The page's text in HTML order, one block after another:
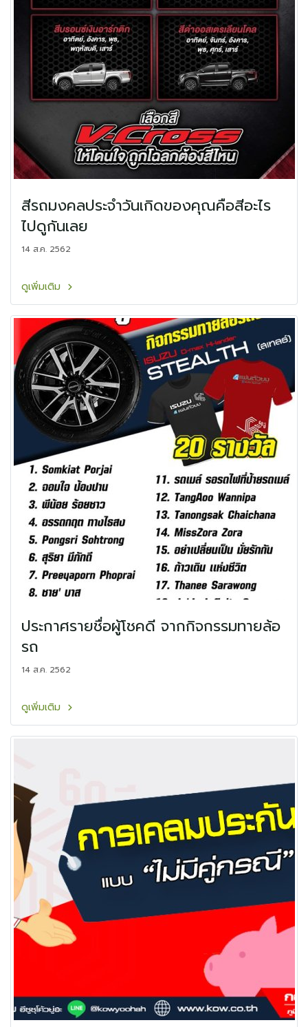
สีรถมงคลประจำวันเกิดของคุณคือสีอะไร
ไปดูกันเลย
14 ส.ค. 2562
ดูเพิ่มเติม
ประกาศรายชื่อผู้โชคดี จากกิจกรรมทายล้อ
รถ
14 ส.ค. 2562
ดูเพิ่มเติม